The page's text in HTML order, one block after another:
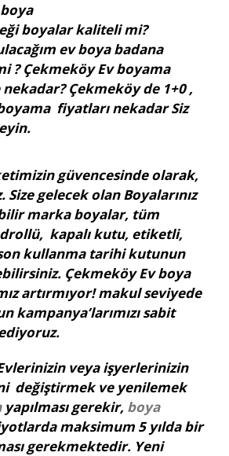
boyalar kaliteli mi?
ev boya badana
? Çekmeköy Ev boyama
nekadar? Çekmeköy de 1+0 ,
fiyatları nekadar Siz
güvencesinde olarak,
gelecek olan Boyalarınız
marka boyalar, tüm
kapalı kutu, etiketli,
kullanma tarihi kutunun
Çekmeköy Ev boya
artırmıyor! makul seviyede
kampanya’larımızı sabit
veya işyerlerinizin
değiştirmek ve yenilemek
yapılması gerekir, boya
maksimum 5 yılda bir
gerekmektedir. Yeni